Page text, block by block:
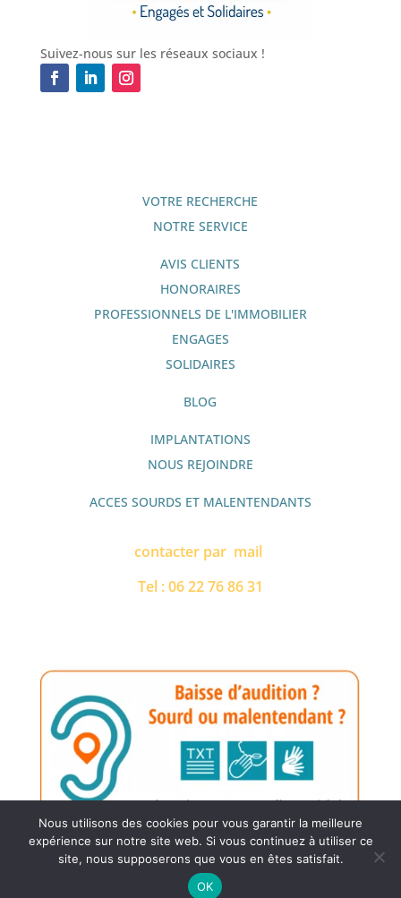
Suivez-nous sur les réseaux sociaux !
VOTRE RECHERCHE
NOTRE SERVICE
AVIS CLIENTS
HONORAIRES
PROFESSIONNELS DE L'IMMOBILIER
ENGAGES
SOLIDAIRES
BLOG
IMPLANTATIONS
NOUS REJOINDRE
ACCES SOURDS ET MALENTENDANTS
contacter par mail
Tel : 06 22 76 86 31
Tous droits réservés - Les Pies -
Nous utilisons des cookies pour vous garantir la meilleure
expérience sur notre site web. Si vous continuez à utiliser ce
site, nous supposerons que vous en êtes satisfait.
OK
06 22 76 86 31